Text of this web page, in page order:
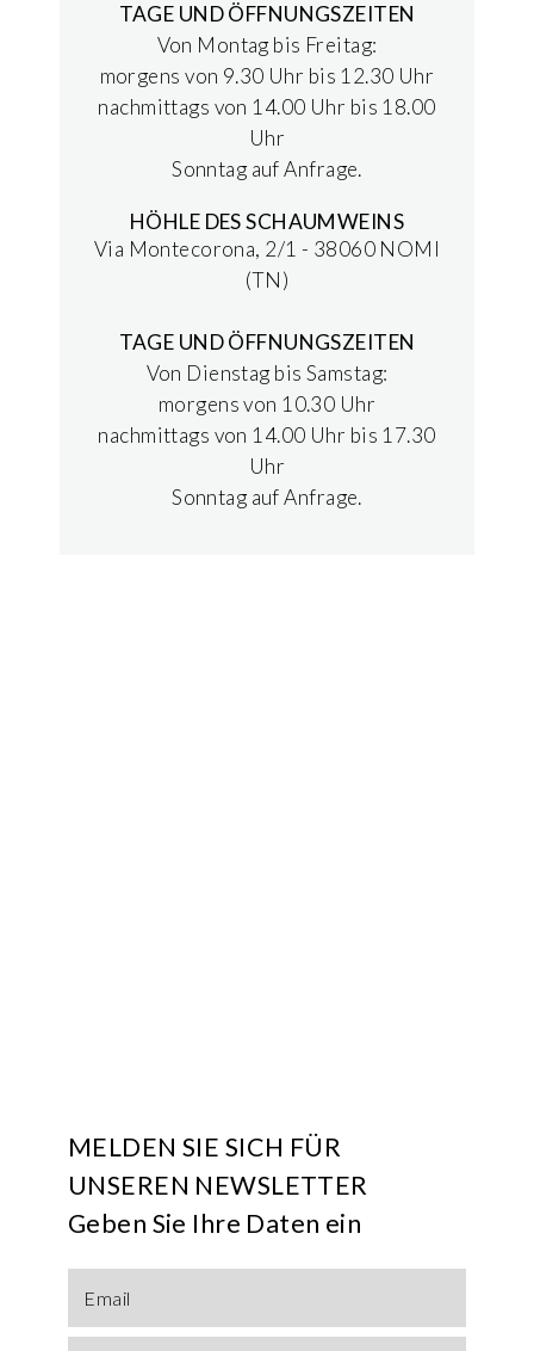
TAGE UND ÖFFNUNGSZEITEN
Von Montag bis Freitag:
morgens von 9.30 Uhr bis 12.30 Uhr
nachmittags von 14.00 Uhr bis 18.00
Uhr
Sonntag auf Anfrage.
HÖHLE DES SCHAUMWEINS
Via Montecorona, 2/1 - 38060 NOMI
(TN)
TAGE UND ÖFFNUNGSZEITEN
Von Dienstag bis Samstag:
morgens von 10.30 Uhr
nachmittags von 14.00 Uhr bis 17.30
Uhr
Sonntag auf Anfrage.
MELDEN SIE SICH FÜR
UNSEREN NEWSLETTER
Geben Sie Ihre Daten ein